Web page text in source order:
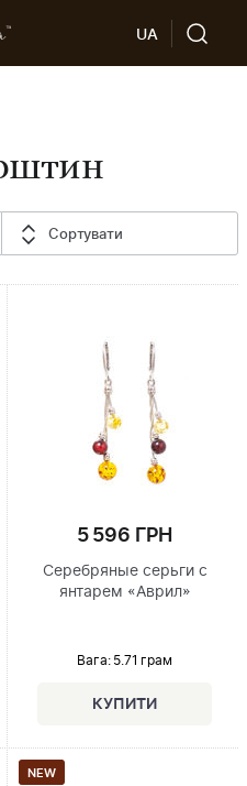
UA
Сортувати
5 596 ГРН
Серебряные серьги с
янтарем «Аврил»
Вага: 5.71 грам
NEW